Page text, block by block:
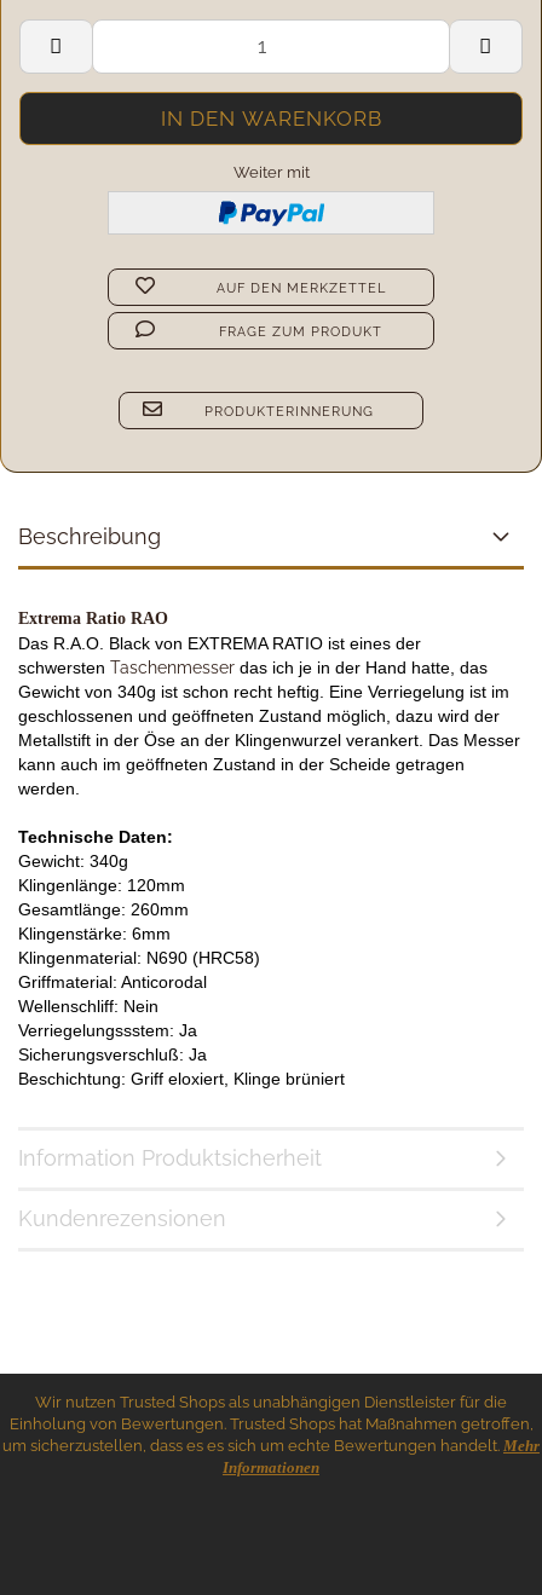
Weiter mit
AUF DEN MERKZETTEL
FRAGE ZUM PRODUKT
PRODUKTERINNERUNG
Beschreibung
Extrema Ratio RAO
Das R.A.O. Black von EXTREMA RATIO ist eines der
schwersten Taschenmesser das ich je in der Hand hatte, das
Gewicht von 340g ist schon recht heftig. Eine Verriegelung ist im
geschlossenen und geöffneten Zustand möglich, dazu wird der
Metallstift in der Öse an der Klingenwurzel verankert. Das Messer
kann auch im geöffneten Zustand in der Scheide getragen
werden.
Technische Daten:
Gewicht: 340g
Klingenlänge: 120mm
Gesamtlänge: 260mm
Klingenstärke: 6mm
Klingenmaterial: N690 (HRC58)
Griffmaterial: Anticorodal
Wellenschliff: Nein
Verriegelungssstem: Ja
Sicherungsverschluß: Ja
Beschichtung: Griff eloxiert, Klinge brüniert
Information Produktsicherheit
Kundenrezensionen
Wir nutzen Trusted Shops als unabhängigen Dienstleister für die
Einholung von Bewertungen. Trusted Shops hat Maßnahmen getroffen,
um sicherzustellen, dass es es sich um echte Bewertungen handelt. Mehr
Informationen